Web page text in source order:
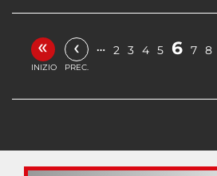
«
INIZIO
‹
PREC.
… 2 3 4 5 6 7 8